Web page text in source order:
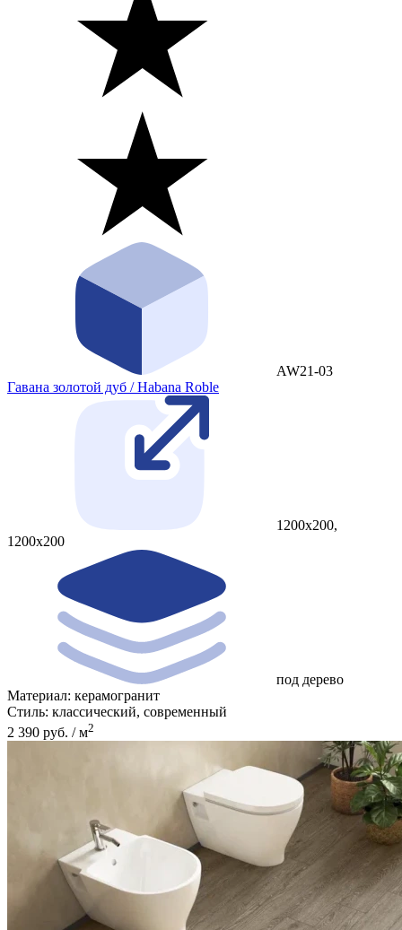
AW21-03
Гавана золотой дуб / Habana Roble
1200x200,
1200x200
под дерево
Материал: керамогранит
Стиль: классический, современный
2 390 руб. / м2